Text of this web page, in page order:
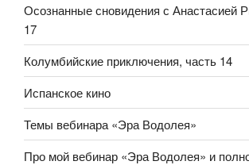
Осознанные сновидения с Анастасией
17
Колумбийские приключения, часть 14
Испанское кино
Темы вебинара «Эра Водолея»
Про мой вебинар «Эра Водолея» и